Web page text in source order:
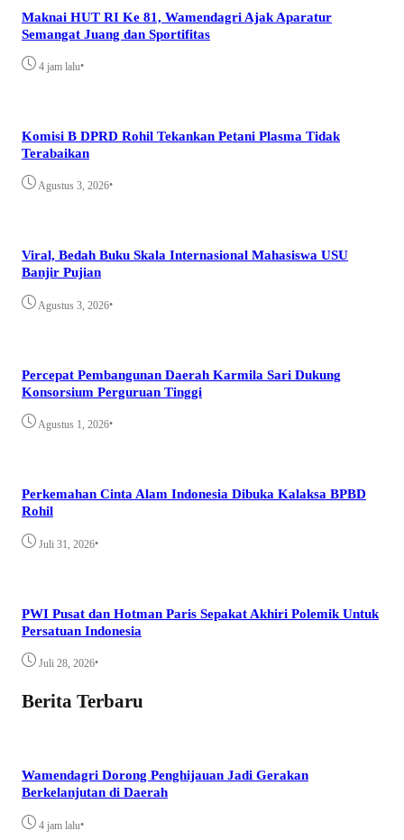
Maknai HUT RI Ke 81, Wamendagri Ajak Aparatur
Semangat Juang dan Sportifitas
4 jam lalu•
Komisi B DPRD Rohil Tekankan Petani Plasma Tidak
Terabaikan
Agustus 3, 2026•
Viral, Bedah Buku Skala Internasional Mahasiswa USU
Banjir Pujian
Agustus 3, 2026•
Percepat Pembangunan Daerah Karmila Sari Dukung
Konsorsium Perguruan Tinggi
Agustus 1, 2026•
Perkemahan Cinta Alam Indonesia Dibuka Kalaksa BPBD
Rohil
Juli 31, 2026•
PWI Pusat dan Hotman Paris Sepakat Akhiri Polemik Untuk
Persatuan Indonesia
Juli 28, 2026•
Berita Terbaru
Wamendagri Dorong Penghijauan Jadi Gerakan
Berkelanjutan di Daerah
4 jam lalu•